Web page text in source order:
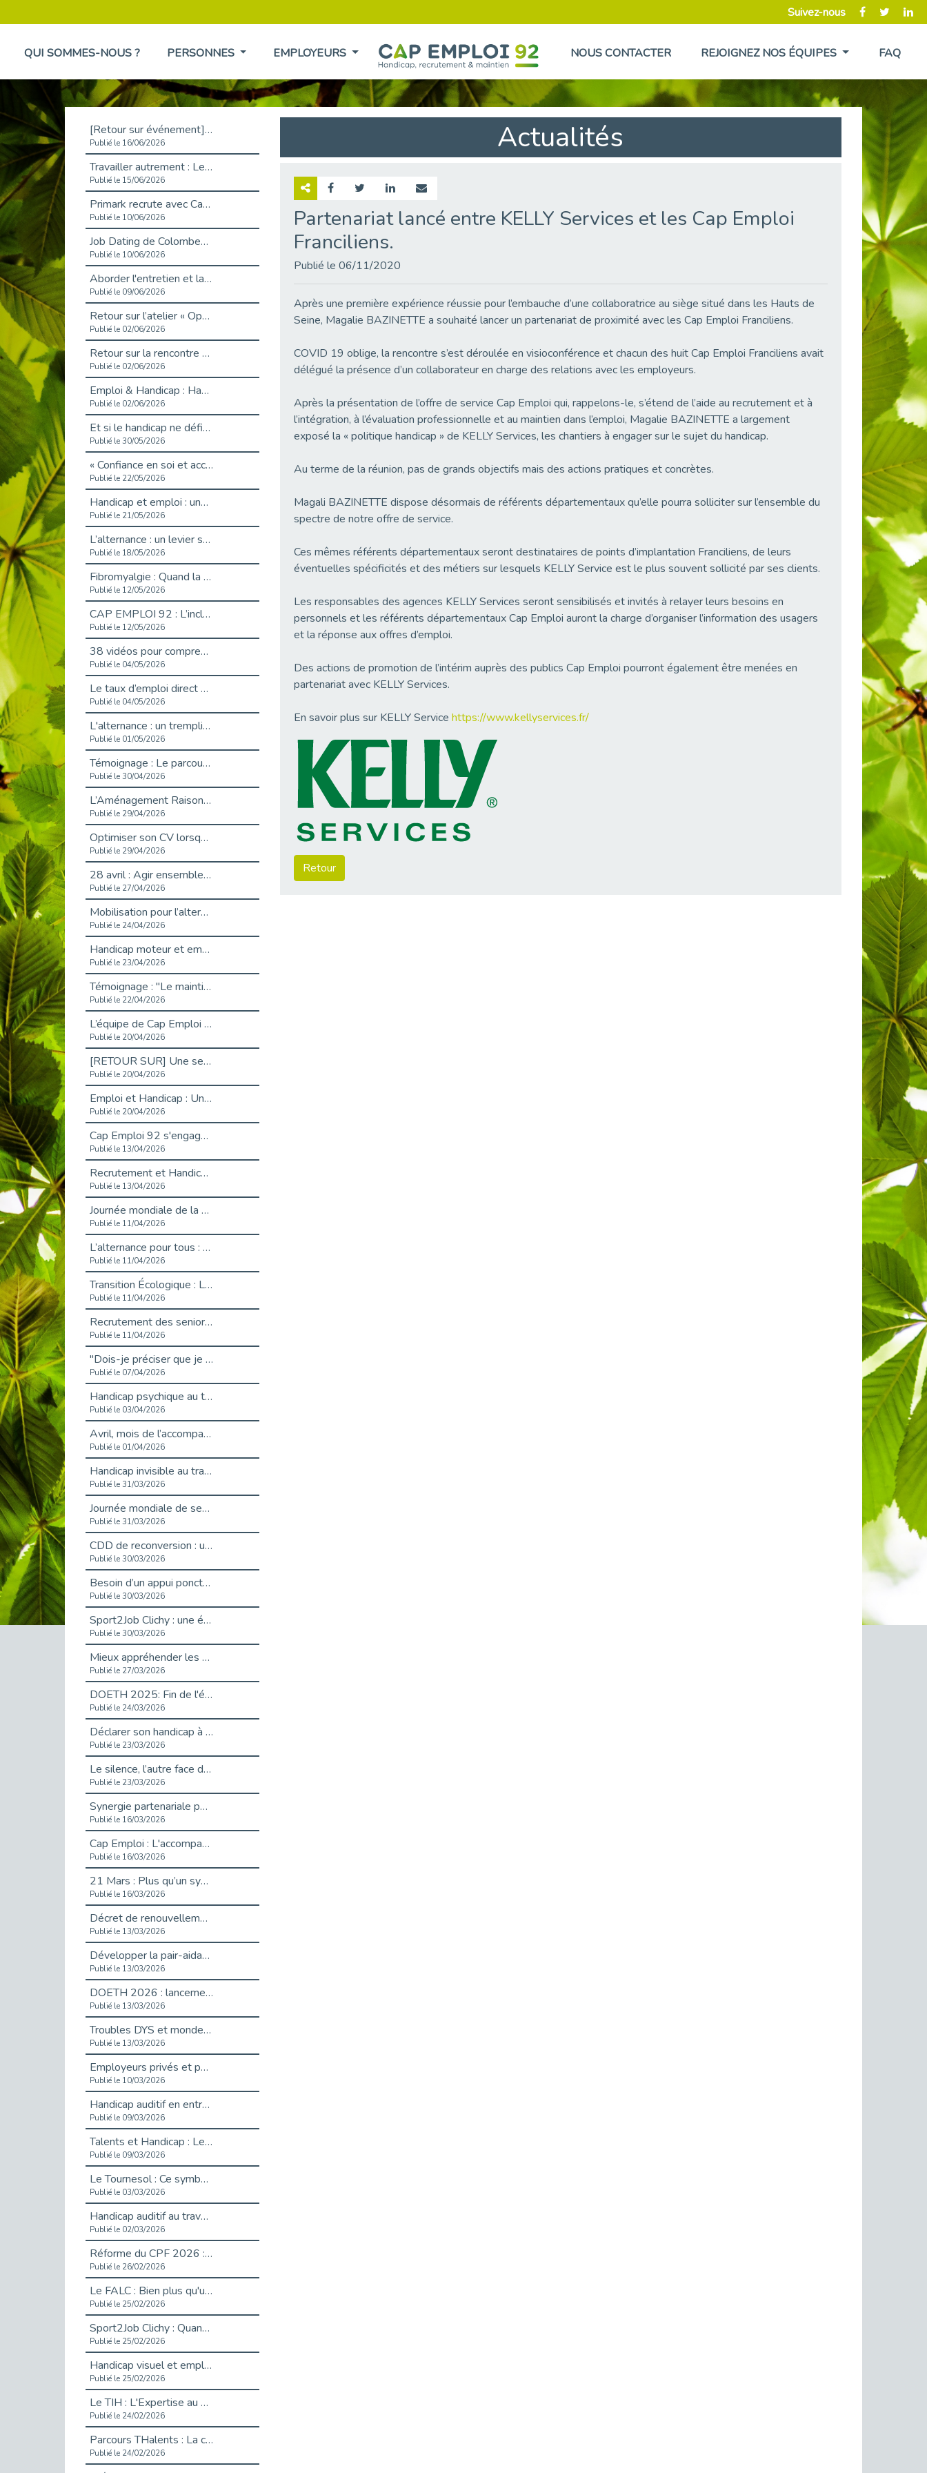
Suivez-nous
QUI SOMMES-NOUS ? PERSONNES EMPLOYEURS NOUS CONTACTER REJOIGNEZ NOS ÉQUIPES FAQ
[Retour sur événement] L'inclusion au cœur de la Place de l'Emploi à La Défense !
Publié le 16/06/2026
Travailler autrement : Le défi de l'intégration des maladies chroniques en entreprise
Publié le 15/06/2026
Primark recrute avec Cap Emploi 92, une matinée couronnée de succès !
Publié le 10/06/2026
Job Dating de Colombes – Emploi et Insertion
Publié le 10/06/2026
Aborder l'entretien et la situation de handicap en toute confiance
Publié le 09/06/2026
Retour sur l’atelier « Optimiser sa recherche d’emploi »
Publié le 02/06/2026
Retour sur la rencontre entre Cap Emploi 92 et Thales (Campus Meudon)
Publié le 02/06/2026
Emploi & Handicap : Hachette Livre et Cap emploi 92 renforcent leur collaboration
Publié le 02/06/2026
Et si le handicap ne définissait plus la carrière ?
Publié le 30/05/2026
« Confiance en soi et acceptation du handicap » : un levier puissant vers l’emploi
Publié le 22/05/2026
Handicap et emploi : une matinée pour briser les tabous
Publié le 21/05/2026
L’alternance : un levier stratégique pour recruter et inclure durablement
Publié le 18/05/2026
Fibromyalgie : Quand la douleur invisible s’invite au bureau
Publié le 12/05/2026
CAP EMPLOI 92 : L’inclusion portée à son sommet, bien au-delà des quotas
Publié le 12/05/2026
38 vidéos pour comprendre et agir durablement
Publié le 04/05/2026
Le taux d’emploi direct dans la fonction publique dépasse 6 % en 2025
Publié le 04/05/2026
L'alternance : un tremplin vers l'emploi aussi pour les personnes en situation de handicap
Publié le 01/05/2026
Témoignage : Le parcours de Marc, 44 ans
Publié le 30/04/2026
L’Aménagement Raisonnable : Un Levier pour l’Équité
Publié le 29/04/2026
Optimiser son CV lorsqu’on est en situation de handicap
Publié le 29/04/2026
28 avril : Agir ensemble pour une culture de prévention au travail
Publié le 27/04/2026
Mobilisation pour l’alternance et le handicap
Publié le 24/04/2026
Handicap moteur et emploi : réussir ses recrutements vidéo
Publié le 23/04/2026
Témoignage : "Le maintien en emploi est un investissement, pas une contrainte."
Publié le 22/04/2026
L’équipe de Cap Emploi 92 s’agrandit : Bienvenue à Charmila, Khoudia et Fadila !
Publié le 20/04/2026
[RETOUR SUR] Une session de recrutement inclusive réussie à Asnières !
Publié le 20/04/2026
Emploi et Handicap : Une alliance de style entre Cap Emploi 92 et La Cravate Solidaire
Publié le 20/04/2026
Cap Emploi 92 s'engage pour la santé mentale : La formation PSSM au cœur de l'accompagnement
Publié le 13/04/2026
Recrutement et Handicap : Et si vous testiez avant de vous engager ?
Publié le 13/04/2026
Journée mondiale de la maladie de Parkinson : Mieux comprendre pour mieux accompagner
Publié le 11/04/2026
L’alternance pour tous : Cap Emploi 92 et Seine Ouest Entreprise et Emploi mobilisés à Boulogne-Billancourt
Publié le 11/04/2026
Transition Écologique : Les Cap Emploi 75,92 et 93 s’engagent pour un Numérique Responsable
Publié le 11/04/2026
Recrutement des seniors : Un levier de transformation pour les ETI franciliennes
Publié le 11/04/2026
"Dois-je préciser que je suis handicapé sur mon CV?"
Publié le 07/04/2026
Handicap psychique au travail : et si nous changions de regard - vidéo
Publié le 03/04/2026
Avril, mois de l’accompagnement dans l’emploi avec Cap emploi.
Publié le 01/04/2026
Handicap invisible au travail : se taire ou parler? - vidéo
Publié le 31/03/2026
Journée mondiale de sensibilisation à l’autisme
Publié le 31/03/2026
CDD de reconversion : un nouveau contrat pour sécuriser le changement de métier.
Publié le 30/03/2026
Besoin d’un appui ponctuel expertise handicap ?
Publié le 30/03/2026
Sport2Job Clichy : une édition altoséquanaise avec Cap Emploi 92.
Publié le 30/03/2026
Mieux appréhender les enjeux du handicap singulier en entreprise - vidéo
Publié le 27/03/2026
DOETH 2025: Fin de l'écrêtement
Publié le 24/03/2026
Déclarer son handicap à son employeur : un levier professionnel ?
Publié le 23/03/2026
Le silence, l’autre face du recrutement : un appel au respect des candidats.
Publié le 23/03/2026
Synergie partenariale pour l'Inclusion Professionnelle chez Orange
Publié le 16/03/2026
Cap Emploi : L'accompagnement EXH c’est quoi ?
Publié le 16/03/2026
21 Mars : Plus qu’un symbole, un engagement pour l’inclusion
Publié le 16/03/2026
Décret de renouvellement de l'aide aux employeurs d'apprentis
Publié le 13/03/2026
Développer la pair-aidance en santé mentale : guide pour les employeurs
Publié le 13/03/2026
DOETH 2026 : lancement de la campagne pour les employeurs publics
Publié le 13/03/2026
Troubles DYS et monde du travail : mieux comprendre pour mieux accompagner _ vidéo
Publié le 13/03/2026
Employeurs privés et publics : vigilance face aux démarchages liés à l’OETH en 2026
Publié le 10/03/2026
Handicap auditif en entreprise, aménagements pour sécuriser la communication - vidéo
Publié le 09/03/2026
Talents et Handicap : Le Top 10 des métiers plébiscités dans les Hauts-de-Seine
Publié le 09/03/2026
Le Tournesol : Ce symbole discret qui change la vie des personnes en situation de handicap invisible
Publié le 03/03/2026
Handicap auditif au travail : rendre l’invisible accessible
Publié le 02/03/2026
Réforme du CPF 2026 : Ce qui change ce printemps pour vos droits à la formation
Publié le 26/02/2026
Le FALC : Bien plus qu'une écriture, un levier d'inclusion
Publié le 25/02/2026
Sport2Job Clichy : Quand le terrain devient le plus beau des bureaux
Publié le 25/02/2026
Handicap visuel et emploi : lever les obstacles pour révéler les - vidéo
Publié le 25/02/2026
Le TIH : L'Expertise au Service de l'Inclusion
Publié le 24/02/2026
Parcours THalents : La complémentarité au service de l'Emploi.
Publié le 24/02/2026
Actualités
Partenariat lancé entre KELLY Services et les Cap Emploi
Franciliens.
Publié le 06/11/2020
Après une première expérience réussie pour l’embauche d’une collaboratrice au siège situé dans les Hauts de
Seine, Magalie BAZINETTE a souhaité lancer un partenariat de proximité avec les Cap Emploi Franciliens.
COVID 19 oblige, la rencontre s’est déroulée en visioconférence et chacun des huit Cap Emploi Franciliens avait
délégué la présence d’un collaborateur en charge des relations avec les employeurs.
Après la présentation de l’offre de service Cap Emploi qui, rappelons-le, s’étend de l’aide au recrutement et à
l’intégration, à l’évaluation professionnelle et au maintien dans l’emploi, Magalie BAZINETTE a largement
exposé la « politique handicap » de KELLY Services, les chantiers à engager sur le sujet du handicap.
Au terme de la réunion, pas de grands objectifs mais des actions pratiques et concrètes.
Magali BAZINETTE dispose désormais de référents départementaux qu’elle pourra solliciter sur l’ensemble du
spectre de notre offre de service.
Ces mêmes référents départementaux seront destinataires de points d’implantation Franciliens, de leurs
éventuelles spécificités et des métiers sur lesquels KELLY Service est le plus souvent sollicité par ses clients.
Les responsables des agences KELLY Services seront sensibilisés et invités à relayer leurs besoins en
personnels et les référents départementaux Cap Emploi auront la charge d’organiser l’information des usagers
et la réponse aux offres d’emploi.
Des actions de promotion de l’intérim auprès des publics Cap Emploi pourront également être menées en
partenariat avec KELLY Services.
En savoir plus sur KELLY Service https://www.kellyservices.fr/
Retour